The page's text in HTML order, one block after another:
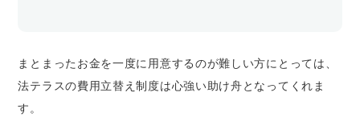
まとまったお金を一度に用意するのが難しい方にとっては、
法テラスの費用立替え制度は心強い助け舟となってくれま
す。